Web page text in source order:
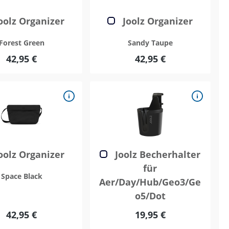
Organizer
Green
42,95 €
Joolz Organizer
Sandy Taupe
42,95 €
Organizer
Space Black
42,95 €
Joolz Becherhalter
für
Aer/Day/Hub/Geo3/Ge
o5/Dot
19,95 €